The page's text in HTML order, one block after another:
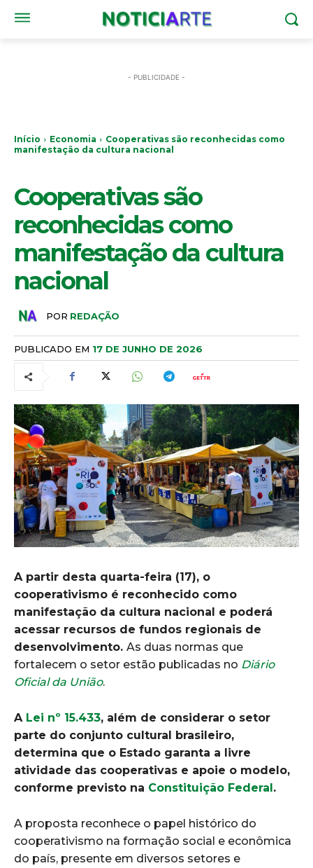
- PUBLICIDADE -
Início Economia
Cooperativas são reconhecidas como
manifestação da cultura nacional
Cooperativas são
reconhecidas como
manifestação da cultura
nacional
POR REDAÇÃO
PUBLICADO EM 17 DE JUNHO DE 2026
A partir desta quarta-feira (17), o
cooperativismo é reconhecido como
manifestação da cultura nacional e poderá
acessar recursos de fundos regionais de
desenvolvimento. As duas normas que
fortalecem o setor estão publicadas no Diário
Oficial da União.
A Lei nº 15.433, além de considerar o setor
parte do conjunto cultural brasileiro,
determina que o Estado garanta a livre
atividade das cooperativas e apoie o modelo,
conforme previsto na Constituição Federal.
A proposta reconhece o papel histórico do
cooperativismo na formação social e econômica
do país, presente em diversos setores e